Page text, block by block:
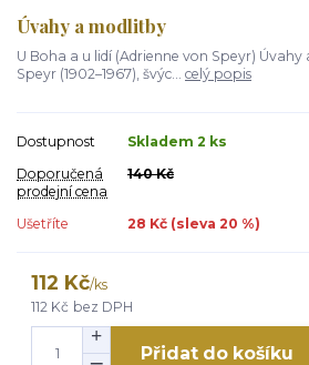
Úvahy a modlitby
U Boha a u lidí (Adrienne von Speyr)
Speyr (1902–1967), švýc... celý popis
Dostupnost
Skladem 2 ks
Doporučená
prodejní cena
140 Kč
Ušetříte 28 Kč (sleva 20 %)
112 Kč/ks
112 Kč bez DPH
Přidat do košíku